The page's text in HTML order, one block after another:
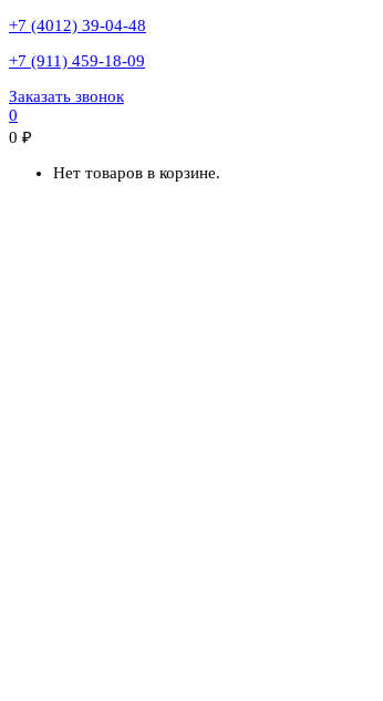
+7 (4012) 39-04-48
+7 (911) 459-18-09
Заказать звонок
0
0 ₽
Нет товаров в корзине.